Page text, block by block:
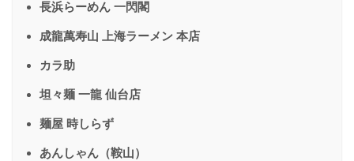
長浜らーめん 一閃閣
成龍萬寿山 上海ラーメン 本店
カラ助
坦々麺 一龍 仙台店
麺屋 時しらず
あんしゃん（鞍山）